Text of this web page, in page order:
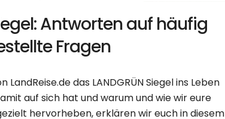
Antworten auf häufig
Fragen
das LANDGRÜN Siegel ins Leben
auf sich hat und warum und wie wir eure
hervorheben, erklären wir euch in diesem